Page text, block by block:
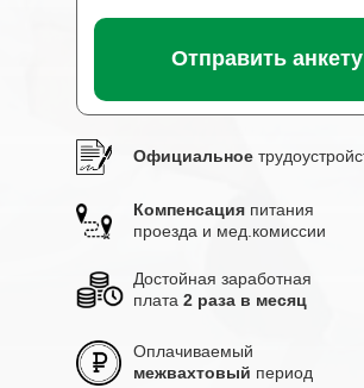
Отправить анкету
Компенсация питания
проезда и мед.комиссии
Оплачиваемый
межвахтовый период
Достойная заработная
плата 2 раза в месяц
Официальное